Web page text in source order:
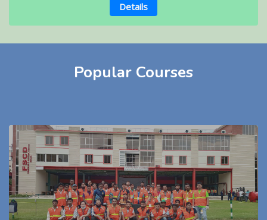
Details
Popular Courses